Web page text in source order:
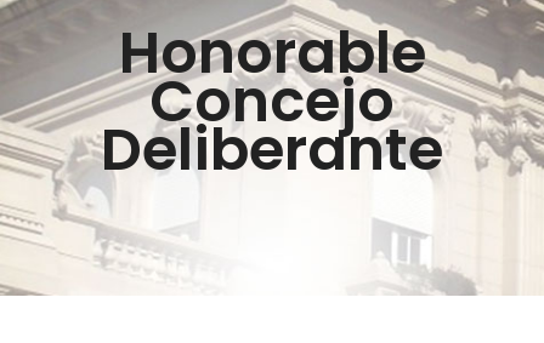
Honorable
Concejo
Deliberante